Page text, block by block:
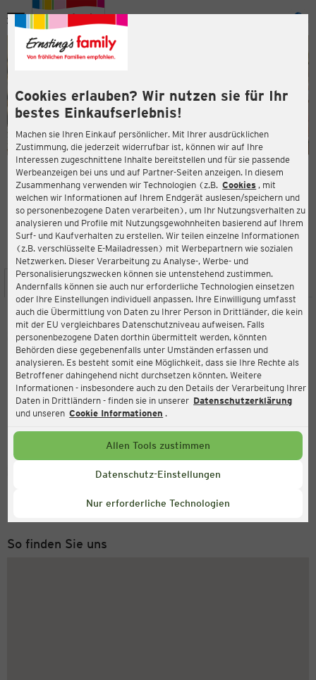
Cookies erlauben? Wir nutzen sie für Ihr
bestes Einkaufserlebnis!
Machen sie Ihren Einkauf persönlicher. Mit Ihrer ausdrücklichen
Zustimmung, die jederzeit widerrufbar ist, können wir auf Ihre
Interessen zugeschnittene Inhalte bereitstellen und für sie passende
Werbeanzeigen bei uns und auf Partner-Seiten anzeigen. In diesem
Zusammenhang verwenden wir Technologien (z.B. Cookies , mit
welchen wir Informationen auf Ihrem Endgerät auslesen/speichern und
so personenbezogene Daten verarbeiten), um Ihr Nutzungsverhalten zu
analysieren und Profile mit Nutzungsgewohnheiten basierend auf Ihrem
Surf- und Kaufverhalten zu erstellen. Wir teilen einzelne Informationen
(z.B. verschlüsselte E-Mailadressen) mit Werbepartnern wie sozialen
Netzwerken. Dieser Verarbeitung zu Analyse-, Werbe- und
Personalisierungszwecken können sie untenstehend zustimmen.
Andernfalls können sie auch nur erforderliche Technologien einsetzen
oder Ihre Einstellungen individuell anpassen. Ihre Einwilligung umfasst
auch die Übermittlung von Daten zu Ihrer Person in Drittländer, die kein
mit der EU vergleichbares Datenschutzniveau aufweisen. Falls
personenbezogene Daten dorthin übermittelt werden, könnten
Behörden diese gegebenenfalls unter Umständen erfassen und
analysieren. Es besteht somit eine Möglichkeit, dass sie Ihre Rechte als
Betroffener dahingehend nicht durchsetzen könnten. Weitere
Informationen - insbesondere auch zu den Details der Verarbeitung Ihrer
Daten in Drittländern - finden sie in unserer Datenschutzerklärung
und unseren Cookie Informationen .
Allen Tools zustimmen
Datenschutz-Einstellungen
Nur erforderliche Technologien
Menü
ERNSTING'S FAMILY FILIALE
Steinweg 30
07607 Eisenberg
4,3
Bewertung:
STANDORT SERVICES SORTIMENT AKTIONEN
Ernsting's family
Steinweg 30, 07607 Eisenberg
Service Hotline
Montag bis Freitag 8-18 Uhr
So finden Sie uns